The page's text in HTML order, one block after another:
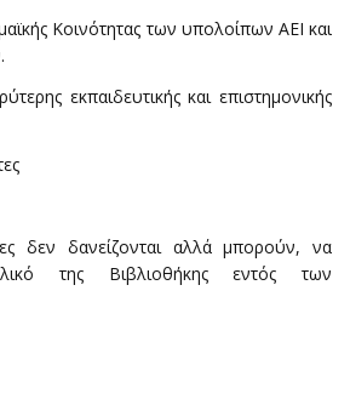
Κοινότητας των υπολοίπων ΑΕΙ και
εκπαιδευτικής και επιστημονικής
δεν δανείζονται αλλά μπορούν, να
της Βιβλιοθήκης εντός των